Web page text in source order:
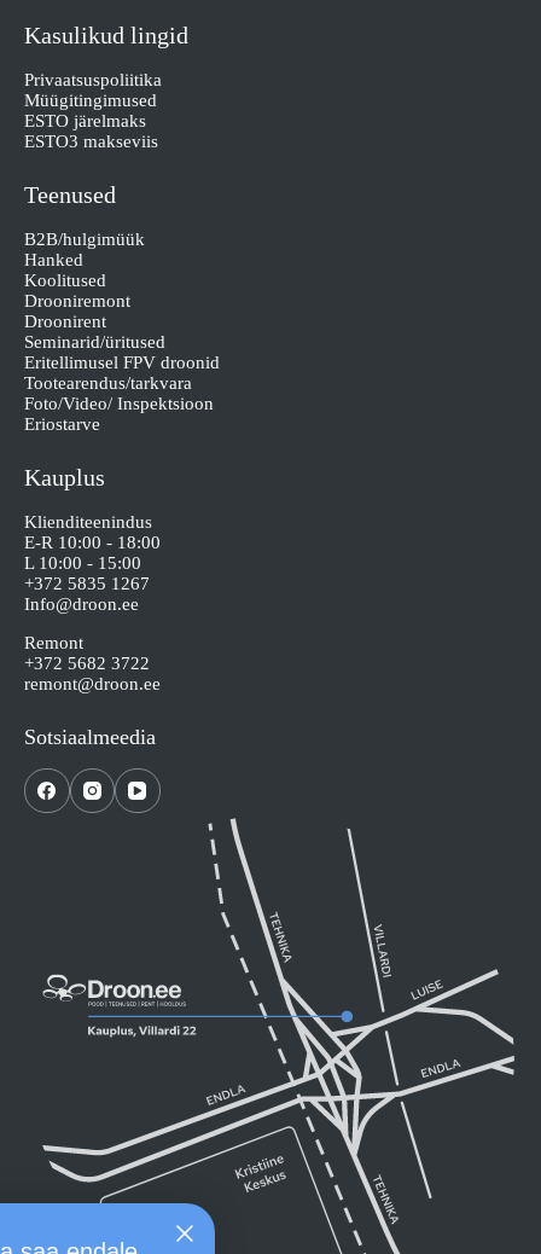
Kasulikud lingid
Privaatsuspoliitika
Müügitingimused
ESTO järelmaks
ESTO3 makseviis
Teenused
B2B/hulgimüük
Hanked
Koolitused
Drooniremont
Droonirent
Seminarid/üritused
Eritellimusel FPV droonid
Tootearendus/tarkvara
Foto/Video/ Inspektsioon
Eriostarve
Kauplus
Klienditeenindus
E-R 10:00 - 18:00
L 10:00 - 15:00
+372 5835 1267
Info@droon.ee
Remont
+372 5682 3722
remont@droon.ee
Sotsiaalmeedia